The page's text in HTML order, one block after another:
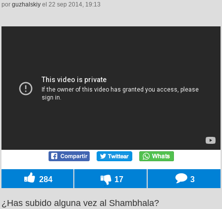
por guzhalskiy el 22 sep 2014, 19:13
284 17 3
¿Has subido alguna vez al Shambhala?